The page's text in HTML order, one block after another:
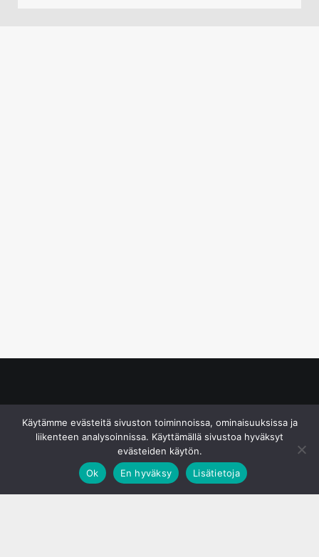
Käytämme evästeitä sivuston toiminnoissa, ominaisuuksissa ja
liikenteen analysoinnissa. Käyttämällä sivustoa hyväksyt
evästeiden käytön.
Ok
En hyväksy Lisätietoja